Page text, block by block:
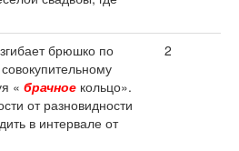
брюшко по
« брачное кольцо».
от разновидности
в интервале от
2